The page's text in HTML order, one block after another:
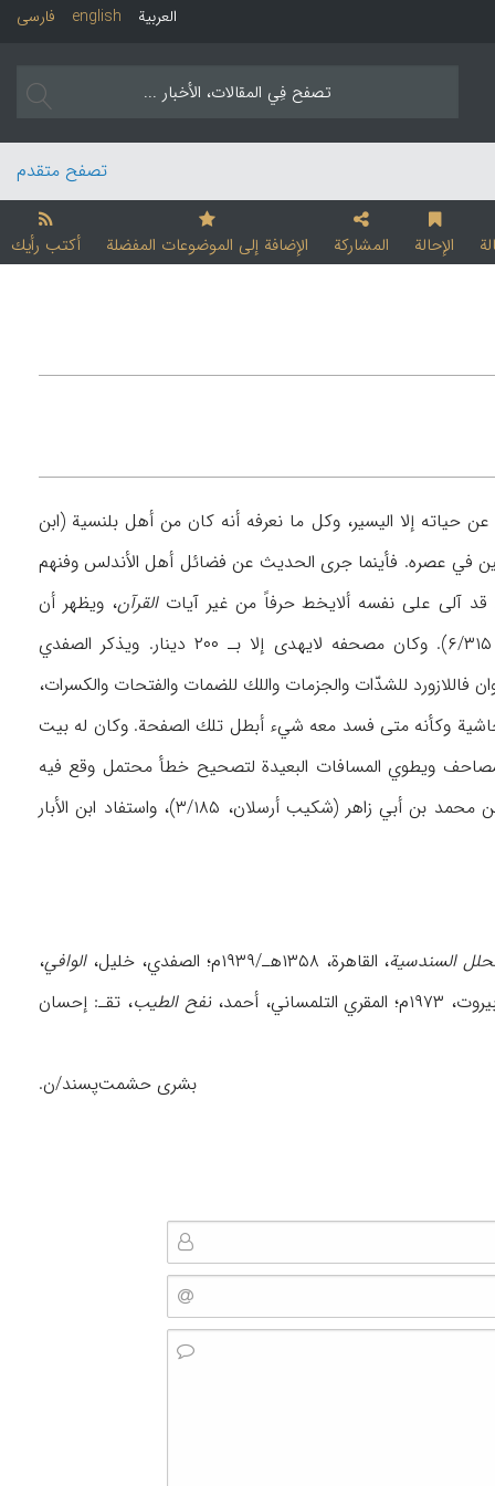
فارسی english العربیة
تصفح متقدم
الإحالة المشارکة الإضافة إلی الموضوعات المفضلة أکتب رأیك
وخطاط أندلسي. ولانعلم عن حیاته إلا الیسیر، وكل ما نعرفه أنه كان من أهل بلنسیة (ابن
إمام الخطاطین في عصره. فأینما جری الحدیث عن فضائل أهل الأندلس وفنهم
القرآن، ویظهر أن
مصاحفه كانت نفیسة جداً یتنافس الأمراء والأعیان في اقتنائها (ابن الأبار، ن.ص؛ المراكشي، ۶/۳۱۵). وكان مصحفه لایهدی إلا بـ ۲۰۰ دینار. ویذكر الصفدي
فاللازورد للشدّات والجزمات واللك للضمات والفتحات والكسرات،
وكأنه متی فسد معه شيء أبطل تلك الصفحة. وكان له بیت
المصاحف ویطوي المسافات البعیدة لتصحیح خطأ محتمل وقع فیه
(ن.ص). ممن سلك طریقه في خط المصاحف، ابن خلدون البلنسي (الصفدي، ۳/۳۵۲)، ومحمد بن محمد بن أبي زاهر (شكیب أرسلان، ۳/۱۸۵)، واستفاد ابن الأبار
السندسیة، القاهرة، ۱۳۵۸هـ/۱۹۳۹م؛ الصفدي، خلیل، الوافي،
أحمد، نفح الطیب، تقـ: إحسان
بشری حشمت‌پسند/ن.